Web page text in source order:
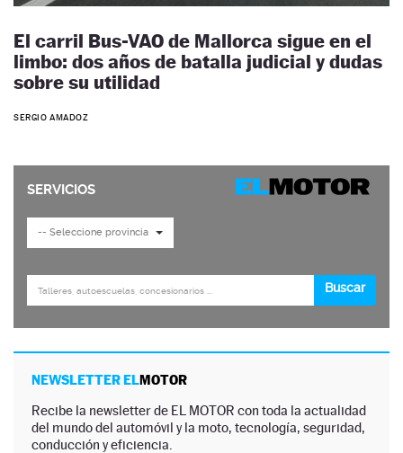
El carril Bus-VAO de Mallorca sigue en el
limbo: dos años de batalla judicial y dudas
sobre su utilidad
SERGIO AMADOZ
NEWSLETTER ELMOTOR
Recibe la newsletter de EL MOTOR con toda la actualidad
del mundo del automóvil y la moto, tecnología, seguridad,
conducción y eficiencia.